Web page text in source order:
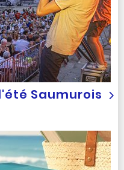
Saumurois